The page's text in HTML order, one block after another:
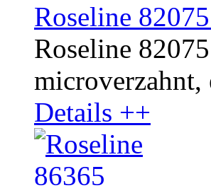
Roseline
Roseline
Details ++